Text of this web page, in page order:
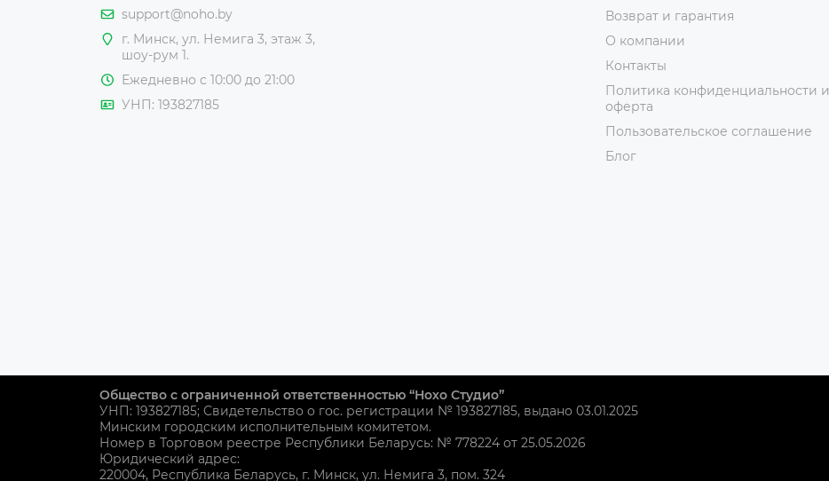
support@noho.by
г. Минск, ул. Немига 3, этаж 3,
шоу-рум 1.
Ежедневно с 10:00 до 21:00
УНП: 193827185
Возврат и гарантия
О компании
Контакты
Политика конфиденциальности и
оферта
Пользовательское соглашение
Блог
Общество с ограниченной ответственностью “Нохо Студио”
УНП: 193827185; Свидетельство о гос. регистрации № 193827185, выдано 03.01.2025
Минским городским исполнительным комитетом.
Номер в Торговом реестре Республики Беларусь: № 778224 от 25.05.2026
Юридический адрес:
220004, Республика Беларусь, г. Минск, ул. Немига 3, пом. 324